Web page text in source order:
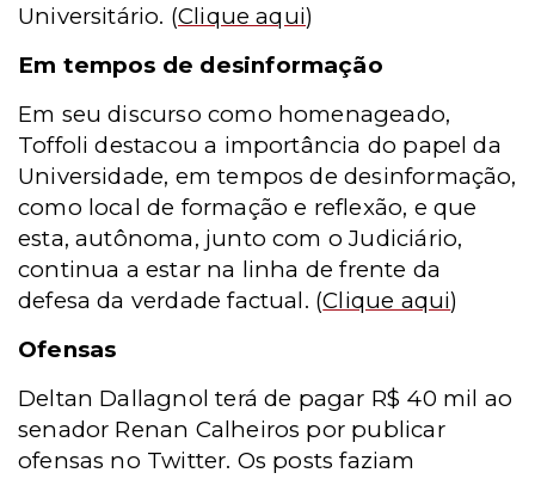
Universitário. (Clique aqui)
Em tempos de desinformação
Em seu discurso como homenageado,
Toffoli destacou a importância do papel da
Universidade, em tempos de desinformação,
como local de formação e reflexão, e que
esta, autônoma, junto com o Judiciário,
continua a estar na linha de frente da
defesa da verdade factual. (Clique aqui)
Ofensas
Deltan Dallagnol terá de pagar R$ 40 mil ao
senador Renan Calheiros por publicar
ofensas no Twitter. Os posts faziam